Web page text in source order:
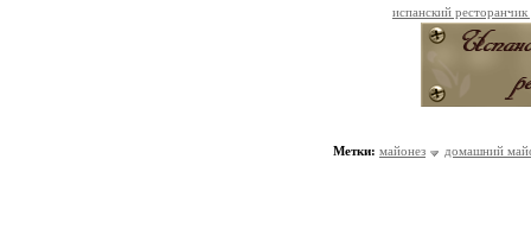
испанский
Метки: майонез домашний